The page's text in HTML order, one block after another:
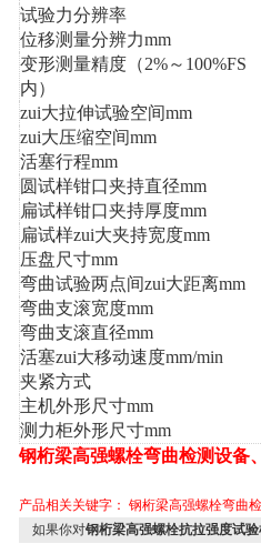
试验力分辨率
位移测量分辨力mm
变形测量精度 （2%～100%FS
内）
zui大拉伸试验空间mm
zui大压缩空间mm
活塞行程mm
圆试样钳口夹持直径mm
扁试样钳口夹持厚度mm
扁试样zui大夹持宽度mm
压盘尺寸mm
弯曲试验两点间zui大距离mm
弯曲支滚宽度mm
弯曲支滚直径mm
活塞zui大移动速度mm/min
夹紧方式
主机外形尺寸mm
测力柜外形尺寸mm
钢桁梁高强螺栓弯曲检测设备
产品相关关键字： 钢桁梁高强螺栓弯曲
如果你对钢桁梁高强螺栓抗拉强度试